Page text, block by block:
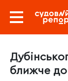
ближче